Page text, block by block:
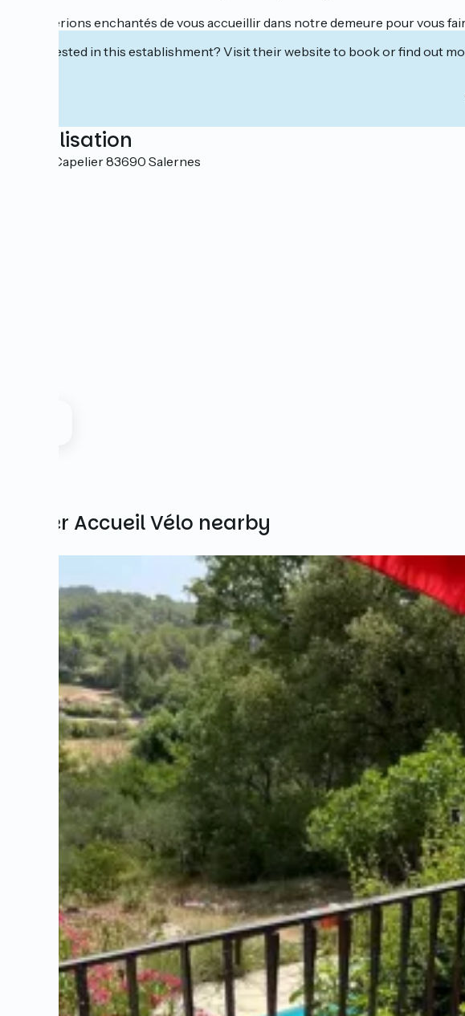
Nous serions enchantés de vous accueillir dans notre demeure pour vous
Interested in this establishment? Visit their website to book or find out
Localisation
130 Le Capelier 83690 Salernes
Other Accueil Vélo nearby